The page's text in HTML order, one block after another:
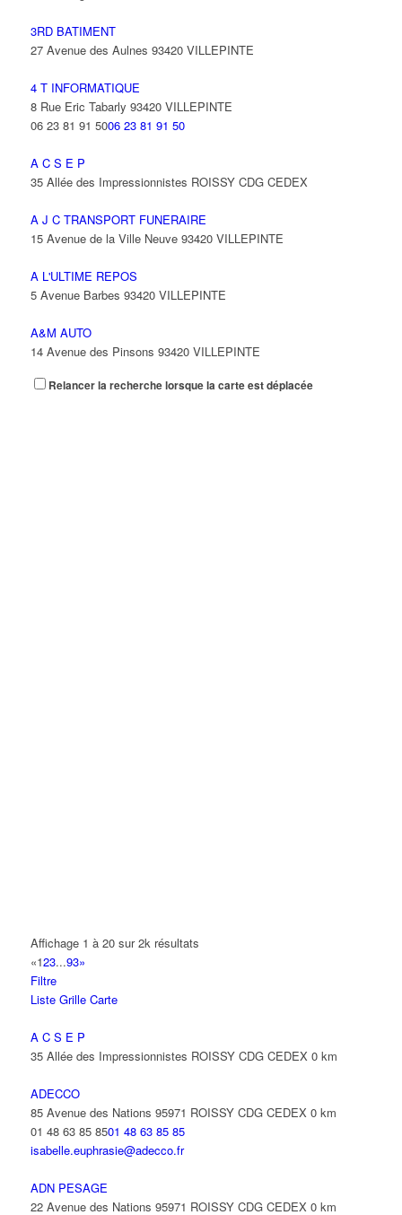
3RD BATIMENT
27 Avenue des Aulnes 93420 VILLEPINTE
4 T INFORMATIQUE
8 Rue Eric Tabarly 93420 VILLEPINTE
06 23 81 91 5006 23 81 91 50
A C S E P
35 Allée des Impressionnistes ROISSY CDG CEDEX
A J C TRANSPORT FUNERAIRE
15 Avenue de la Ville Neuve 93420 VILLEPINTE
A L'ULTIME REPOS
5 Avenue Barbes 93420 VILLEPINTE
A&M AUTO
14 Avenue des Pinsons 93420 VILLEPINTE
A&N EXPORTS LTD
ABBAOUI TOUFIK
10 Allée Georges Gershwin 93420 VILLEPINTE
ABBES SARAH
Relancer la recherche lorsque la carte est déplacée
Affichage 1 à 20 sur 2k résultats
«123...93»
Filtre
Liste Grille Carte
A C S E P
35 Allée des Impressionnistes ROISSY CDG CEDEX 0 km
ADECCO
85 Avenue des Nations 95971 ROISSY CDG CEDEX 0 km
01 48 63 85 8501 48 63 85 85
isabelle.euphrasie@adecco.fr
ADN PESAGE
22 Avenue des Nations 95971 ROISSY CDG CEDEX 0 km